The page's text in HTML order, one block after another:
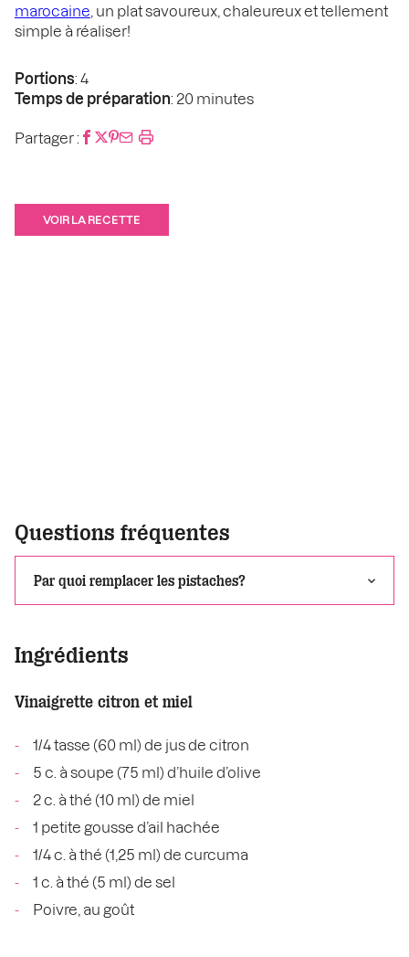
marocaine , un plat savoureux, chaleureux et tellement
simple à réaliser!
Portions: 4
Temps de préparation: 20 minutes
Partager :
VOIR LA RECETTE
Questions fréquentes
Par quoi remplacer les pistaches?
Ingrédients
Vinaigrette citron et miel
1/4 tasse (60 ml) de jus de citron
5 c. à soupe (75 ml) d’huile d’olive
2 c. à thé (10 ml) de miel
1 petite gousse d’ail hachée
1/4 c. à thé (1,25 ml) de curcuma
1 c. à thé (5 ml) de sel
Poivre, au goût